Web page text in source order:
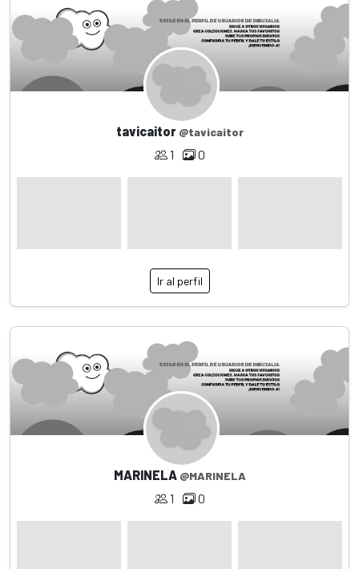
tavicaitor @tavicaitor
1 0
Ir al perfil
MARINELA @MARINELA
1 0